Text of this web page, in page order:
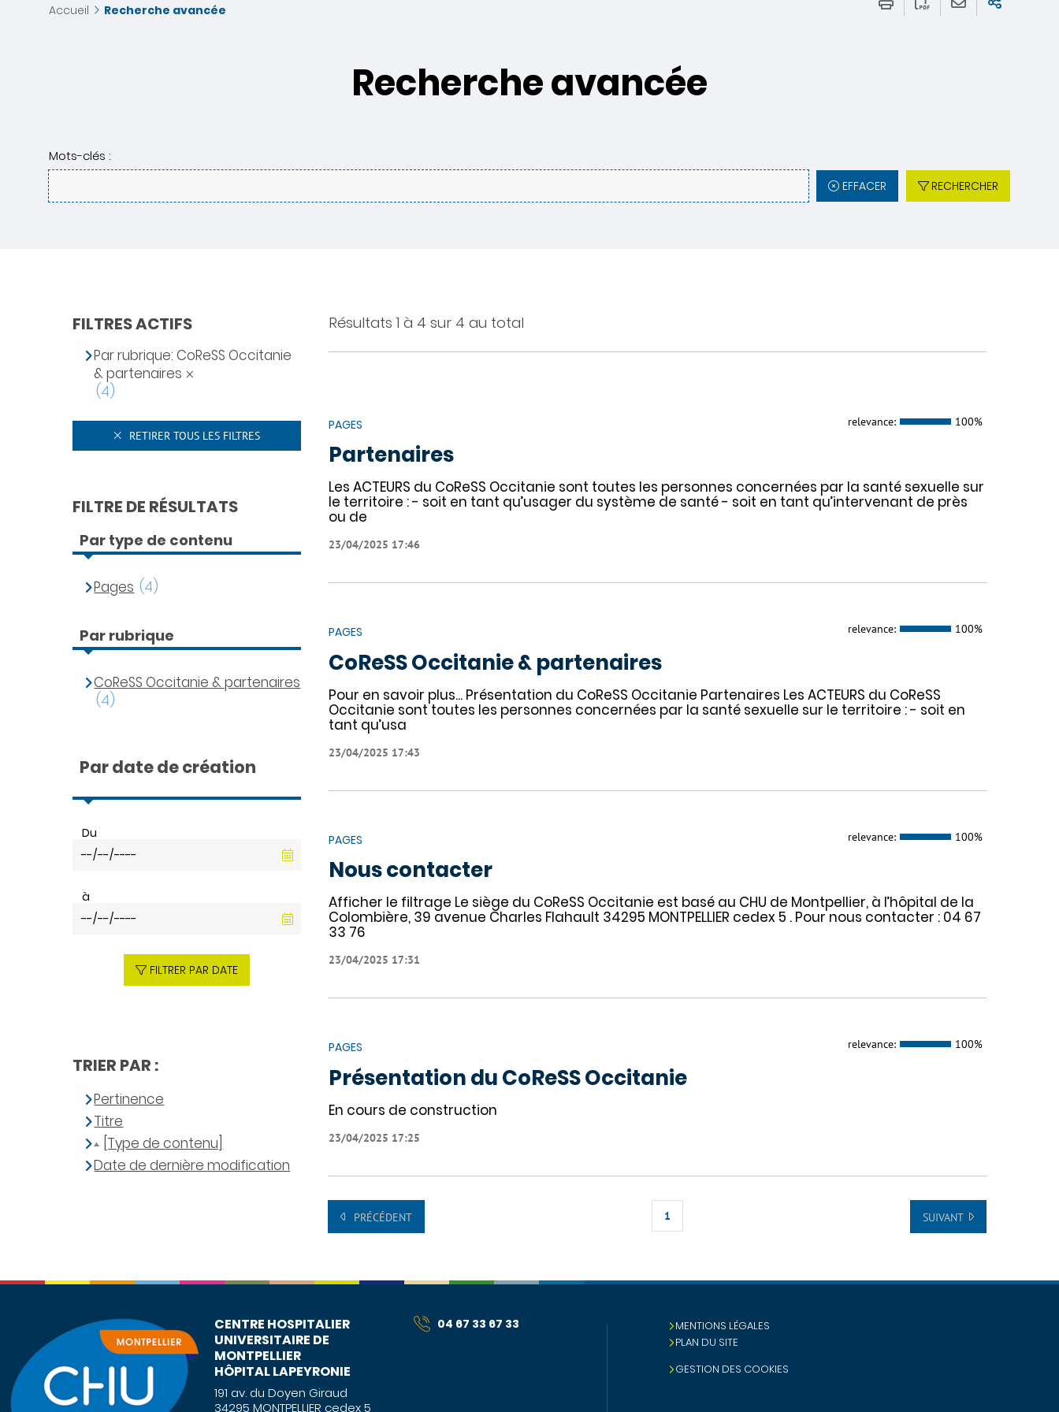
Accueil Recherche avancée
Recherche avancée
Mots-clés :
EFFACER RECHERCHER
Résultats 1 à 4 sur 4 au total
PAGES relevance: 100%
Partenaires
Les ACTEURS du CoReSS Occitanie sont toutes les personnes concernées par la santé sexuelle sur
le territoire : - soit en tant qu’usager du système de santé - soit en tant qu’intervenant de près
ou de
23/04/2025 17:46
PAGES relevance: 100%
CoReSS Occitanie & partenaires
Pour en savoir plus... Présentation du CoReSS Occitanie Partenaires Les ACTEURS du CoReSS
Occitanie sont toutes les personnes concernées par la santé sexuelle sur le territoire : - soit en
tant qu’usa
23/04/2025 17:43
PAGES relevance: 100%
Nous contacter
Afficher le filtrage Le siège du CoReSS Occitanie est basé au CHU de Montpellier, à l’hôpital de la
Colombière, 39 avenue Charles Flahault 34295 MONTPELLIER cedex 5 . Pour nous contacter : 04 67
33 76
23/04/2025 17:31
PAGES relevance: 100%
Présentation du CoReSS Occitanie
En cours de construction
23/04/2025 17:25
PRÉCÉDENT 1 SUIVANT
FILTRES ACTIFS
Par rubrique: CoReSS Occitanie
& partenaires
(4)
RETIRER TOUS LES FILTRES
FILTRE DE RÉSULTATS
Par type de contenu
Pages (4)
Par rubrique
CoReSS Occitanie & partenaires
(4)
Par date de création
Du
à
FILTRER PAR DATE
TRIER PAR :
Pertinence
Titre
[Type de contenu]
Date de dernière modification
CENTRE HOSPITALIER
UNIVERSITAIRE DE
MONTPELLIER
HÔPITAL LAPEYRONIE
191 av. du Doyen Giraud
34295 MONTPELLIER cedex 5
04 67 33 67 33
MENTIONS LÉGALES
PLAN DU SITE
GESTION DES COOKIES